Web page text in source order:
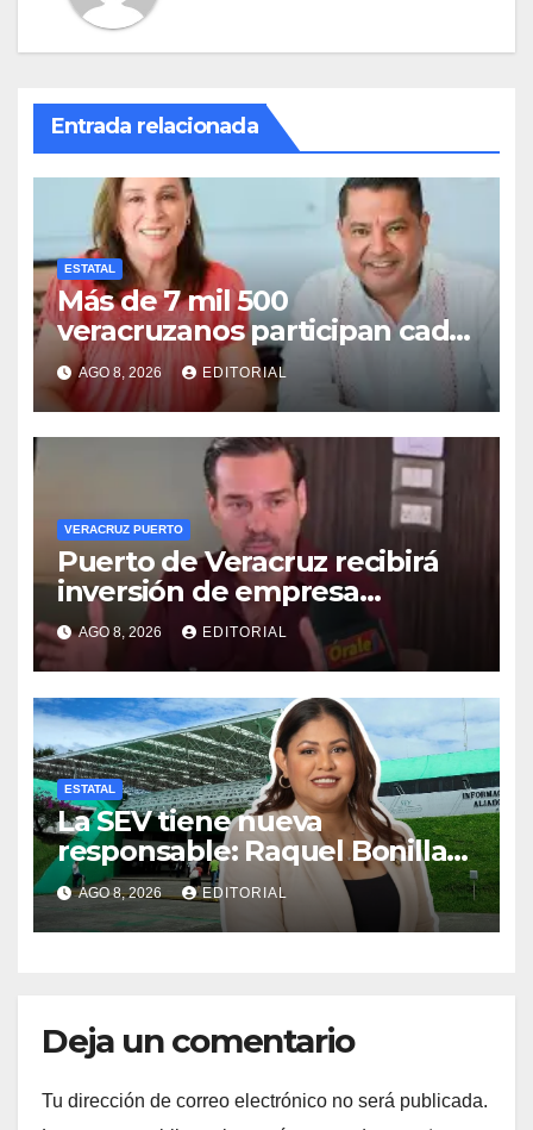
Entrada relacionada
ESTATAL
Más de 7 mil 500
veracruzanos participan cada
año en programas de
movilidad laboral: STPSP
AGO 8, 2026 EDITORIAL
VERACRUZ PUERTO
Puerto de Veracruz recibirá
inversión de empresa
harinera: Eduardo Vega
AGO 8, 2026 EDITORIAL
ESTATAL
La SEV tiene nueva
responsable: Raquel Bonilla
llega con experiencia
legislativa y respaldo político
AGO 8, 2026 EDITORIAL
Deja un comentario
Tu dirección de correo electrónico no será publicada.